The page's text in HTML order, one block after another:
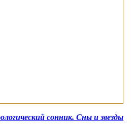
сонник. Сны и звезды